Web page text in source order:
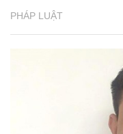
PHÁP LUẬT